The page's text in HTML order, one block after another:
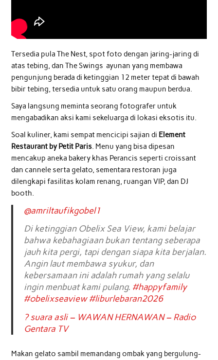
Tersedia pula The Nest, spot foto dengan jaring-jaring di
atas tebing, dan The Swings ayunan yang membawa
pengunjung berada di ketinggian 12 meter tepat di bawah
bibir tebing, tersedia untuk satu orang maupun berdua.
Saya langsung meminta seorang fotografer untuk
mengabadikan aksi kami sekeluarga di lokasi eksotis itu.
Soal kuliner, kami sempat mencicipi sajian di Element
Restaurant by Petit Paris. Menu yang bisa dipesan
mencakup aneka bakery khas Perancis seperti croissant
dan cannele serta gelato, sementara restoran juga
dilengkapi fasilitas kolam renang, ruangan VIP, dan DJ
booth.
@amriltaufikgobel1
Di ketinggian Obelix Sea View, kami belajar
bahwa kebahagiaan bukan tentang seberapa
jauh kita pergi, tapi dengan siapa kita berjalan.
Angin laut membawa syukur, dan
kebersamaan ini adalah rumah yang selalu
ingin menbuat kami pulang. #happyfamily
#obelixseaview #liburlebaran2026
? suara asli – WAWAN HERNAWAN – Radio
Gentara TV
Makan gelato sambil memandang ombak yang bergulung-